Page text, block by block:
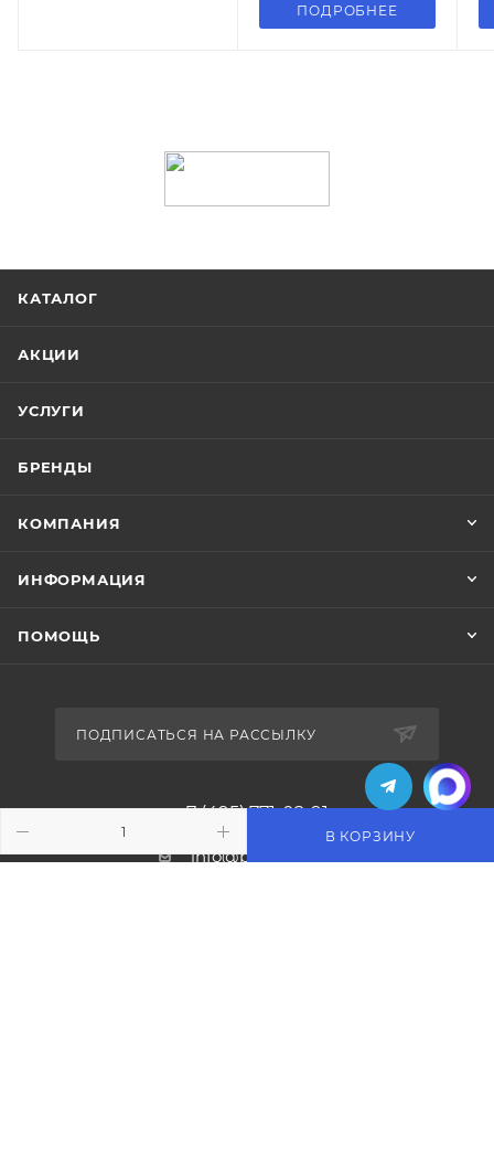
В КОРЗИНУ
ПОДРОБНЕЕ
КАТАЛОГ
АКЦИИ
УСЛУГИ
БРЕНДЫ
КОМПАНИЯ
ИНФОРМАЦИЯ
ПОМОЩЬ
ПОДПИСАТЬСЯ НА РАССЫЛКУ
+7 (495) 771-02-91
info@pos-shop.ru